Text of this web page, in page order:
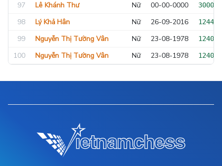
97 Lê Khánh Thư Nữ 00-00-0000
98 Lý Khả Hân Nữ 26-09-2016
99 Nguyễn Thị Tường Vân Nữ 23-08-1978
100 Nguyễn Thị Tường Vân Nữ 23-08-1978